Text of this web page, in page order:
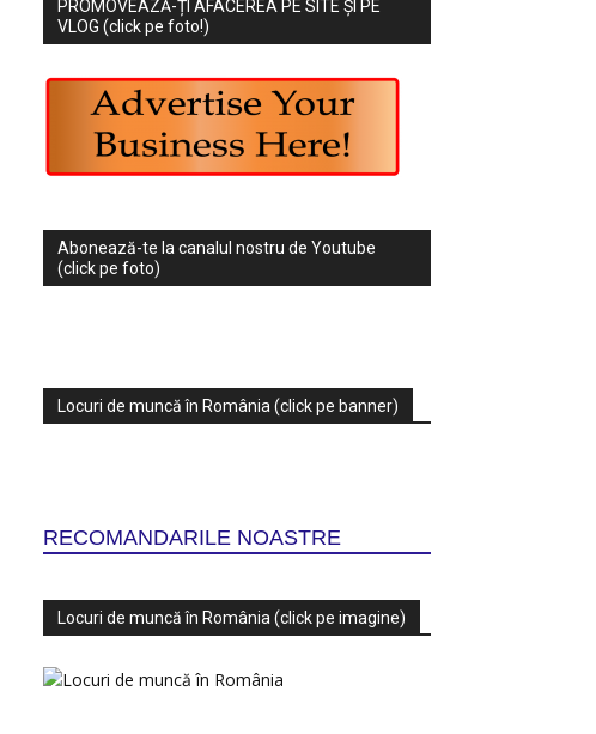
PROMOVEAZĂ-ȚI AFACEREA PE SITE ȘI PE
VLOG (click pe foto!)
Abonează-te la canalul nostru de Youtube
(click pe foto)
Locuri de muncă în România (click pe banner)
RECOMANDARILE NOASTRE
Locuri de muncă în România (click pe imagine)